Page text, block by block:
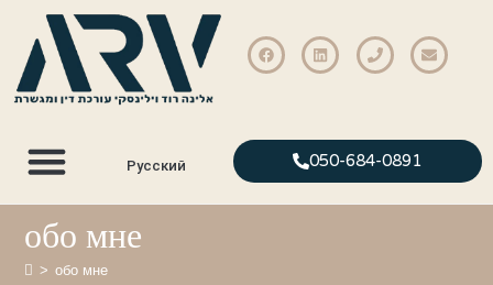
Русский 050-684-0891
обо мне
> обо мне